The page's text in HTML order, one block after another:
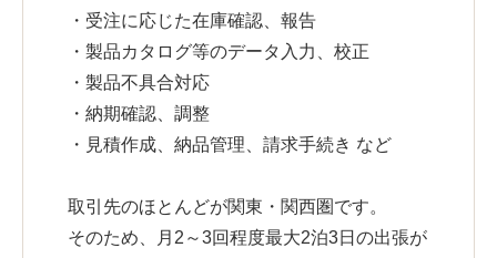
・受注に応じた在庫確認、報告
・製品カタログ等のデータ入力、校正
・製品不具合対応
・納期確認、調整
・見積作成、納品管理、請求手続き など
取引先のほとんどが関東・関西圏です。
そのため、月2～3回程度最大2泊3日の出張が